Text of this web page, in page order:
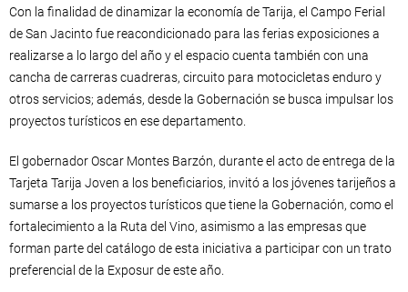
Con la finalidad de dinamizar la economía de Tarija, el Campo Ferial
de San Jacinto fue reacondicionado para las ferias exposiciones a
realizarse a lo largo del año y el espacio cuenta también con una
cancha de carreras cuadreras, circuito para motocicletas enduro y
otros servicios; además, desde la Gobernación se busca impulsar los
proyectos turísticos en ese departamento.
El gobernador Oscar Montes Barzón, durante el acto de entrega de la
Tarjeta Tarija Joven a los beneficiarios, invitó a los jóvenes tarijeños a
sumarse a los proyectos turísticos que tiene la Gobernación, como el
fortalecimiento a la Ruta del Vino, asimismo a las empresas que
forman parte del catálogo de esta iniciativa a participar con un trato
preferencial de la Exposur de este año.